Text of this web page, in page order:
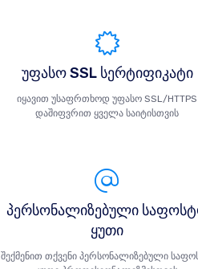
უფასო SSL სერტიფიკატი
იყავით უსაფრთხოდ უფასო SSL/HTTPS
დაშიფვრით ყველა საიტისთვის
პერსონალიზებული
ყუთი
შექმენით თქვენი პერსონალიზებული